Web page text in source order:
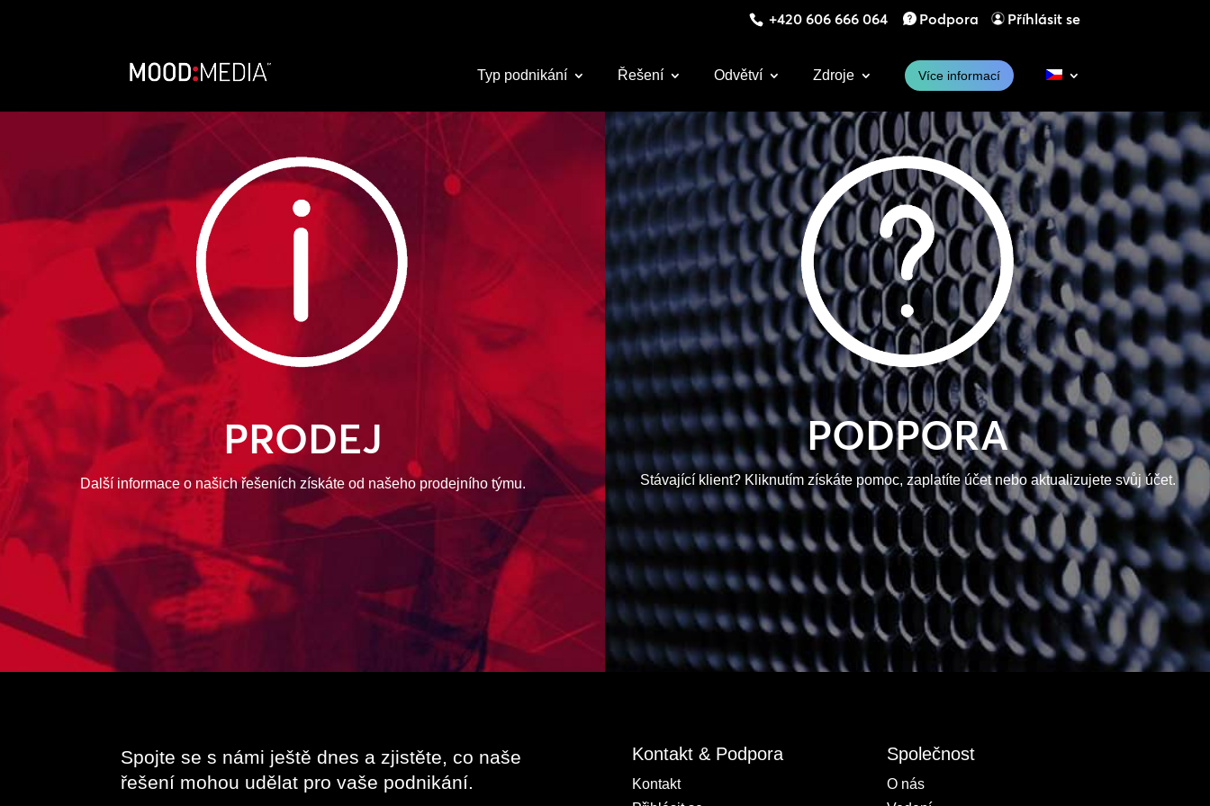
+420 606 666 064 Podpora Příhlásit se
Typ podnikání Řešení Odvětví Zdroje Více informací
PRODEJ
Další informace o našich řešeních získáte od našeho prodejního týmu.
PODPORA
Stávající klient? Kliknutím získáte pomoc, zaplatíte účet nebo aktualizujete svůj účet.
Spojte se s námi ještě dnes a zjistěte, co naše
řešení mohou udělat pro vaše podnikání.
Kontakt & Podpora
Kontakt
Společnost
O nás